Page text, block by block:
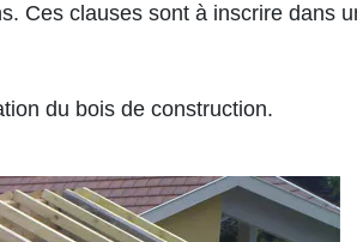
Ces clauses sont à inscrire dans
du bois de construction.